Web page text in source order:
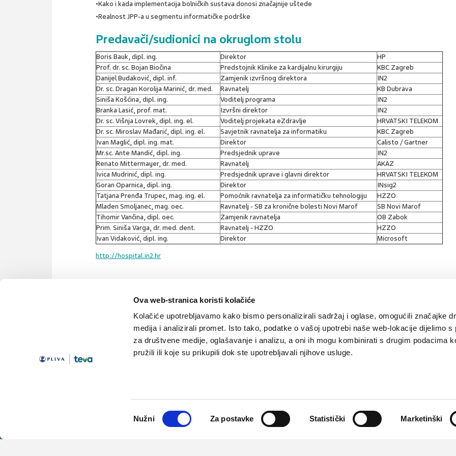
Ova web-stranica koristi kolačiće
Kolačiće upotrebljavamo kako bismo personalizirali sadržaj i oglase, omogućili značajke
medija i analizirali promet. Isto tako, podatke o vašoj upotrebi naše web-lokacije dijelimo s
za društvene medije, oglašavanje i analizu, a oni ih mogu kombinirati s drugim podacima
pružili ili koje su prikupili dok ste upotrebljavali njihove usluge.
pristanka
Nužni Za postavke Statistički Marketinški
•Kako i kada implementacija bolničkih sustava donosi značajnije uštede
•Realnost JPP-a u segmentu informatičke podrške
Predavači/sudionici na okruglom stolu
Boris Bauk, dipl. ing. Direktor
HP
Prof. dr. sc. Bojan Biočina
Predstojnik Klinike za kardijalnu kirurgiju
KBC Zagreb
Danijel Budaković, dipl. inf.
Zamjenik izvršnog direktora
IN2
Dr. sc. Dragan Korolija Marinić, dr. med.
Ravnatelj
KB Dubrava
Siniša Košćina, dipl. ing.
Voditelj programa
IN2
Branka Lasić, prof. mat.
Izvršni direktor
IN2
Dr. sc. Višnja Lovrek, dipl. ing. el.
Voditelj projekata eZdravlje
HRVATSKI TELEKOM
Dr. sc. Miroslav Mađarić, dipl. ing. el.
Savjetnik ravnatelja za informatiku
KBC Zagreb
Ivan Maglić, dipl. ing. mat.
Direktor
Calisto / Gartner
Mr.sc. Ante Mandić, dipl. ing.
Predsjednik uprave
IN2
Renato Mittermayer, dr. med.
Ravnatelj
AKAZ
Ivica Mudrinić, dipl. ing.
Predsjednik uprave i glavni direktor
HRVATSKI TELEKOM
Goran Oparnica, dipl. ing.
Direktor
INsig2
Tatjana Prenđa Trupec, mag. ing. el.
Pomoćnik ravnatelja za informatičku tehnologiju
HZZO
Mladen Smoljanec, mag. oec.
Ravnatelj - SB za kronične bolesti Novi Marof
SB Novi Marof
Tihomir Vančina, dipl. oec.
Zamjenik ravnatelja
OB Zabok
Prim. Siniša Varga, dr. med. dent.
Ravnatelj - HZZO
HZZO
Ivan Vidaković, dipl. ing.
Direktor
Microsoft
http://hospital.in2.hr
informatizacija e-recept e-naručivanje
Važne pravne
TevaGlobal site PLIVAzdravlje.hr PLIVA.hr
Partneri:CMJ,HPD,kardio.hr Liječnički vjesnik,Medicinski